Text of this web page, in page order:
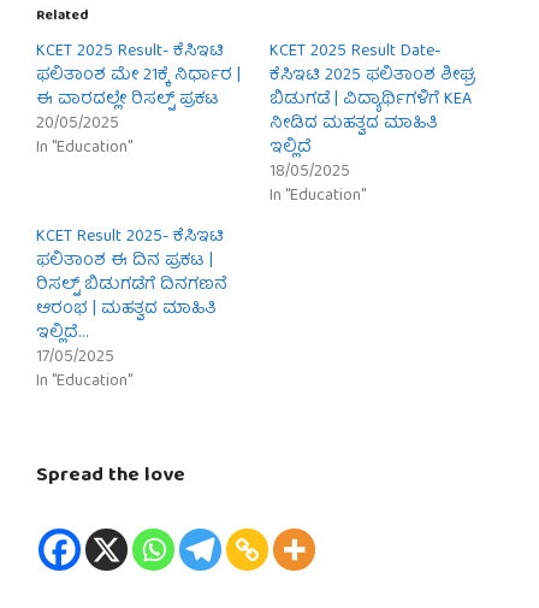
Related
KCET 2025 Result- ಕೆಸಿಇಟಿ
ಫಲಿತಾಂಶ ಮೇ 21ಕ್ಕೆ ನಿರ್ಧಾರ |
ಈ ವಾರದಲ್ಲೇ ರಿಸಲ್ಟ್ ಪ್ರಕಟ
20/05/2025
In "Education"
KCET 2025 Result Date-
ಕೆಸಿಇಟಿ 2025 ಫಲಿತಾಂಶ ಶೀಘ್ರ
ಬಿಡುಗಡೆ | ವಿದ್ಯಾರ್ಥಿಗಳಿಗೆ KEA
ನೀಡಿದ ಮಹತ್ವದ ಮಾಹಿತಿ
ಇಲ್ಲಿದೆ
18/05/2025
In "Education"
KCET Result 2025- ಕೆಸಿಇಟಿ
ಫಲಿತಾಂಶ ಈ ದಿನ ಪ್ರಕಟ |
ರಿಸಲ್ಟ್ ಬಿಡುಗಡೆಗೆ ದಿನಗಣನೆ
ಆರಂಭ | ಮಹತ್ವದ ಮಾಹಿತಿ
ಇಲ್ಲಿದೆ…
17/05/2025
In "Education"
Spread the love